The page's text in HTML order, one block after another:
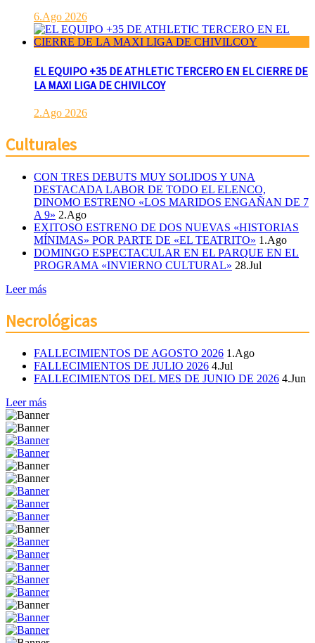
6.Ago 2026
EL EQUIPO +35 DE ATHLETIC TERCERO EN EL CIERRE DE
LA MAXI LIGA DE CHIVILCOY
2.Ago 2026
Culturales
CON TRES DEBUTS MUY SOLIDOS Y UNA
DESTACADA LABOR DE TODO EL ELENCO,
DINOMO ESTRENO «LOS MARIDOS ENGAÑAN DE 7
A 9» 2.Ago
EXITOSO ESTRENO DE DOS NUEVAS «HISTORIAS
MÍNIMAS» POR PARTE DE «EL TEATRITO» 1.Ago
DOMINGO ESPECTACULAR EN EL PARQUE EN EL
PROGRAMA «INVIERNO CULTURAL» 28.Jul
Leer más
Necrológicas
FALLECIMIENTOS DE AGOSTO 2026 1.Ago
FALLECIMIENTOS DE JULIO 2026 4.Jul
FALLECIMIENTOS DEL MES DE JUNIO DE 2026 4.Jun
Leer más